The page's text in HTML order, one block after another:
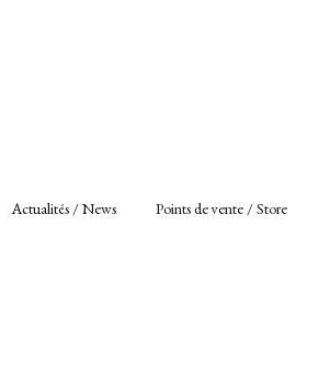
Actualités / News Points de vente / Store